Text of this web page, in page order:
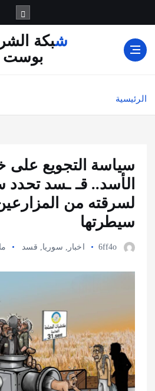
ل
شبكة الشرقية
بوست
الرئيسية
سياسة التجويع
الأسد.. قـ ـسد تحدد
لسرقته من
سيطرتها
6ff4o اخبار سوريا قسد